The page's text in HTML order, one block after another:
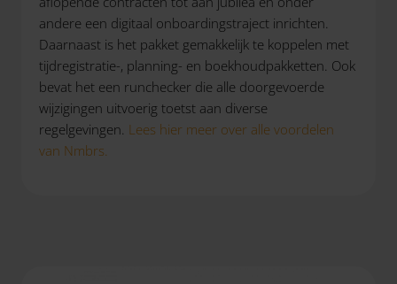
andere een digitaal onboardingstraject inrichten.
Daarnaast is het pakket gemakkelijk te koppelen met
tijdregistratie-, planning- en boekhoudpakketten. Ook
bevat het een runchecker die alle doorgevoerde
wijzigingen uitvoerig toetst aan diverse
regelgevingen. Lees hier meer over alle voordelen
van Nmbrs.